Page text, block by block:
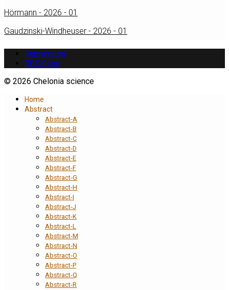
Hörmann - 2026 - 01
Gaudzinski-Windheuser - 2026 - 01
Impressum
RSS Feed
© 2026 Chelonia science
Home
Abstract
Abstract-A
Abstract-B
Abstract-C
Abstract-D
Abstract-E
Abstract-F
Abstract-G
Abstract-H
Abstract-I
Abstract-J
Abstract-K
Abstract-L
Abstract-M
Abstract-N
Abstract-O
Abstract-P
Abstract-Q
Abstract-R